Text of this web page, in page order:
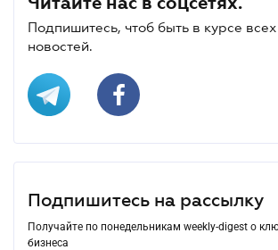
Подпишитесь, чтоб быть в курсе
новостей.
Подпишитесь на рассылку
Получайте по понедельникам weekly-digest о
бизнеса